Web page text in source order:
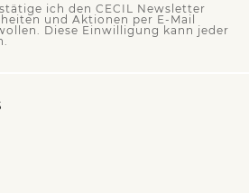
ich den CECIL Newsletter
und Aktionen per E-Mail
Diese Einwilligung kann jeder